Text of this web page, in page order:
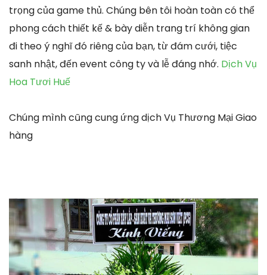
trọng của game thủ. Chúng bên tôi hoàn toàn có thể
phong cách thiết kế & bày diễn trang trí không gian
đi theo ý nghĩ đó riêng của bạn, từ đám cưới, tiệc
sanh nhật, đến event công ty và lễ đáng nhớ. Dịch Vụ
Hoa Tươi Huế
Chúng mình cũng cung ứng dịch Vụ Thương Mại Giao
hàng